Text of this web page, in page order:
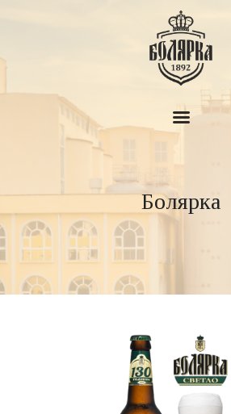
Болярка
Пивоварна
История
Продукти
Новини
Контакти
BG